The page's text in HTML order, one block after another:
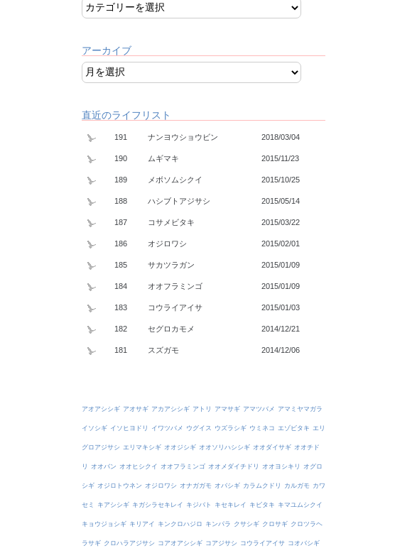
アーカイブ
直近のライフリスト
191 ナンヨウショウビン 2018/03/04
190 ムギマキ 2015/11/23
189 メボソムシクイ 2015/10/25
188 ハシブトアジサシ 2015/05/14
187 コサメビタキ 2015/03/22
186 オジロワシ 2015/02/01
185 サカツラガン 2015/01/09
184 オオフラミンゴ 2015/01/09
183 コウライアイサ 2015/01/03
182 セグロカモメ 2014/12/21
181 スズガモ 2014/12/06
アオアシシギ アオサギ アカアシシギ アトリ アマサギ アマツバメ アマミヤマガラ
イソシギ イソヒヨドリ イワツバメ ウグイス ウズラシギ ウミネコ エゾビタキ エリ
グロアジサシ エリマキシギ オオジシギ オオソリハシシギ オオダイサギ オオチド
リ オオバン オオヒシクイ オオフラミンゴ オオメダイチドリ オオヨシキリ オグロ
シギ オジロトウネン オジロワシ オナガガモ オバシギ カラムクドリ カルガモ カワ
セミ キアシシギ キガシラセキレイ キジバト キセキレイ キビタキ キマユムシクイ
キョウジョシギ キリアイ キンクロハジロ キンパラ クサシギ クロサギ クロツラヘ
ラサギ クロハラアジサシ コアオアシシギ コアジサシ コウライアイサ コオバシギ